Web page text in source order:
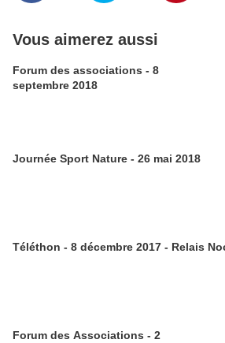
Vous aimerez aussi
Forum des associations - 8
septembre 2018
Journée Sport Nature - 26 mai 2018
Téléthon - 8 décembre 2017 - Relais
Forum des Associations - 2